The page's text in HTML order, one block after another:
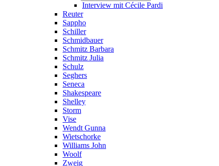
Interview mit Cécile Pardi
Reuter
Sappho
Schiller
Schmidbauer
Schmitz Barbara
Schmitz Julia
Schulz
Seghers
Seneca
Shakespeare
Shelley
Storm
Vise
Wendt Gunna
Wietschorke
Williams John
Woolf
Zweig